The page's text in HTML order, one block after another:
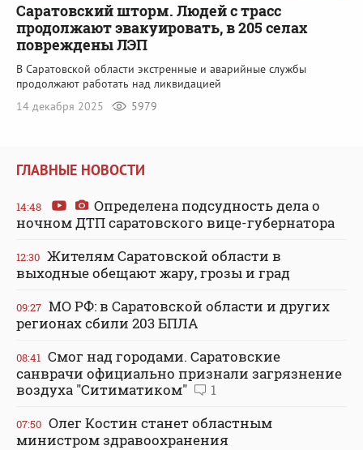
Саратовский шторм. Людей с трасс
продолжают эвакуировать, в 205 селах
повреждены ЛЭП
В Саратовской области экстренные и аварийные службы
продолжают работать над ликвидациeй
14 декабря 2025
5979
ГЛАВНЫЕ НОВОСТИ
14:48
Определена подсудность дела о
ночном ДТП саратовского вице-губернатора
12:30 Жителям Саратовской области в
выходные обещают жару, грозы и град
09:27 МО РФ: в Саратовской области и других
регионах сбили 203 БПЛА
08:41 Смог над городами. Саратовские
санврачи официально признали загрязнение
воздуха "Ситиматиком"
1
07:50 Олег Костин станет областным
министром здравоохранения